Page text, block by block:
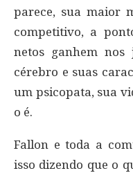
parece, sua maior
competitivo, a
netos ganhem nos
cérebro e suas
um psicopata, sua
o é.
Fallon e toda a
isso dizendo que o